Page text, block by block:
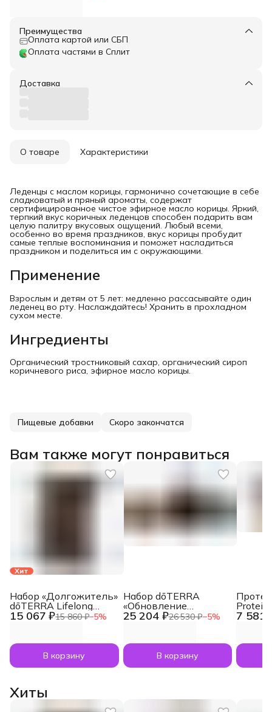
Преимущества
Оплата картой или СБП
Оплата частями в Сплит
Доставка
О товаре Характеристики
Леденцы с маслом корицы, гармонично сочетающие в себе
сладковатый и пряный ароматы, содержат
сертифицированное чистое эфирное масло корицы. Яркий,
терпкий вкус коричных леденцов способен подарить вам
целую палитру вкусовых ощущений. Любый всеми,
особенно во время праздников, вкус корицы пробудит
самые теплые воспоминания и поможет насладиться
праздником и поделиться им с окружающими.
Применение
Взрослым и детям от 5 лет: медленно рассасывайте один
леденец во рту. Наслаждайтесь! Хранить в прохладном
сухом месте.
Ингредиенты
Органический тростниковый сахар, органический сироп
коричневого риса, эфирное масло корицы.
Пищевые добавки Скоро закончатся
Вам также могут понравиться
Хит
15 067 ₽15 860 ₽−5%
Набор «Долгожитель»
dōTERRA Lifelong
Vitality Pack, 3x120
В корзину
25 204 ₽26 530 ₽−5%
Набор dōTERRA
«Обновление
изнутри» из 7
В корзину
7 581
Хиты